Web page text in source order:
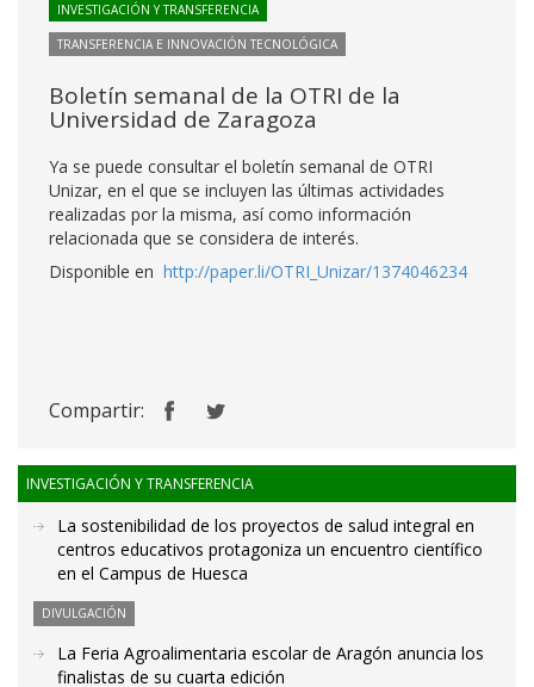
INVESTIGACIÓN Y TRANSFERENCIA
TRANSFERENCIA E INNOVACIÓN TECNOLÓGICA
Boletín semanal de la OTRI de la
Universidad de Zaragoza
Ya se puede consultar el boletín semanal de OTRI
Unizar, en el que se incluyen las últimas actividades
realizadas por la misma, así como información
relacionada que se considera de interés.
Disponible en http://paper.li/OTRI_Unizar/1374046234
Compartir:
INVESTIGACIÓN Y TRANSFERENCIA
La sostenibilidad de los proyectos de salud integral en
centros educativos protagoniza un encuentro científico
en el Campus de Huesca
DIVULGACIÓN
La Feria Agroalimentaria escolar de Aragón anuncia los
finalistas de su cuarta edición